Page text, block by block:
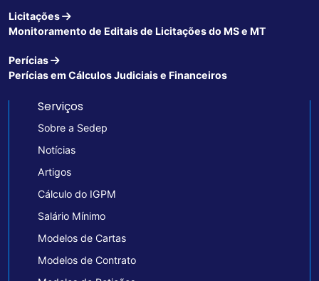
Licitações
Monitoramento de Editais de Licitações do MS e MT
Perícias
Perícias em Cálculos Judiciais e Financeiros
Serviços
Sobre a Sedep
Notícias
Artigos
Cálculo do IGPM
Salário Mínimo
Modelos de Cartas
Modelos de Contrato